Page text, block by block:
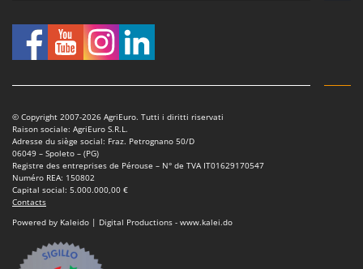
V
Verdemax
Vesco
Volpi
W
Waldner
Weber
WIDU
Wiper EcoRobot
Wolf Garten
Wortex
© Copyright 2007-2026 AgriEuro. Tutti i diritti riservati
Raison sociale: AgriEuro S.R.L.
Adresse du siège social: Fraz. Petrognano 50/D
06049 – Spoleto – (PG)
Registre des entreprises de Pérouse – N° de TVA IT01629170547
Numéro REA: 150802
Capital social: 5.000.000,00 €
Contacts
Powered by Kaleido | Digital Productions - www.kalei.do